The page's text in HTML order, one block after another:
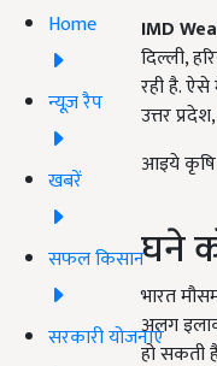
Home
न्यूज़ रैप
खबरें
सफल किसान
सरकारी योजनाएं
IMD
दिल्ली,
रही है.
उत्तर
आइये
घने
भारत
अलग
हो सकती